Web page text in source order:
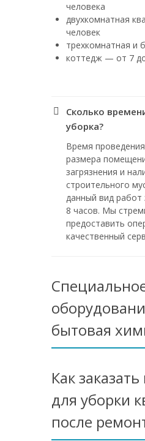
человека
двухкомнатная
человек
трехкомнатная и
коттедж — от 7
Сколько
уборка?
Время
размера
загрязнения и
строительного
данный вид работ
8 часов. Мы
предоставить
качественный
бытовая
Как
для уборки
после